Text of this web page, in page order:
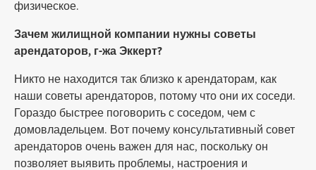
физическое.
Зачем жилищной компании нужны советы
арендаторов, г-жа Эккерт?
Никто не находится так близко к арендаторам, как
наши советы арендаторов, потому что они их соседи.
Гораздо быстрее поговорить с соседом, чем с
домовладельцем. Вот почему консультативный совет
арендаторов очень важен для нас, поскольку он
позволяет выявить проблемы, настроения и